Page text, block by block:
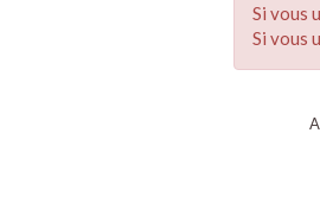
Si vous
Si vous